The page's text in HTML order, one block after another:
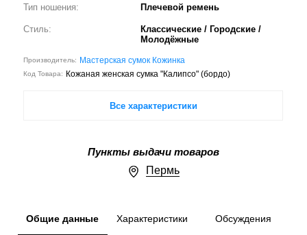
Тип ношения: Плечевой ремень
Стиль:
Классические / Городские /
Молодёжные
Производитель: Мастерская сумок Кожинка
Код Товара: Кожаная женская сумка "Калипсо" (бордо)
Все характеристики
Пункты выдачи товаров
Пермь
Общие данные Характеристики Обсуждения